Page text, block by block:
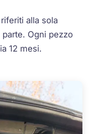
alla sola
Ogni pezzo
12 mesi.